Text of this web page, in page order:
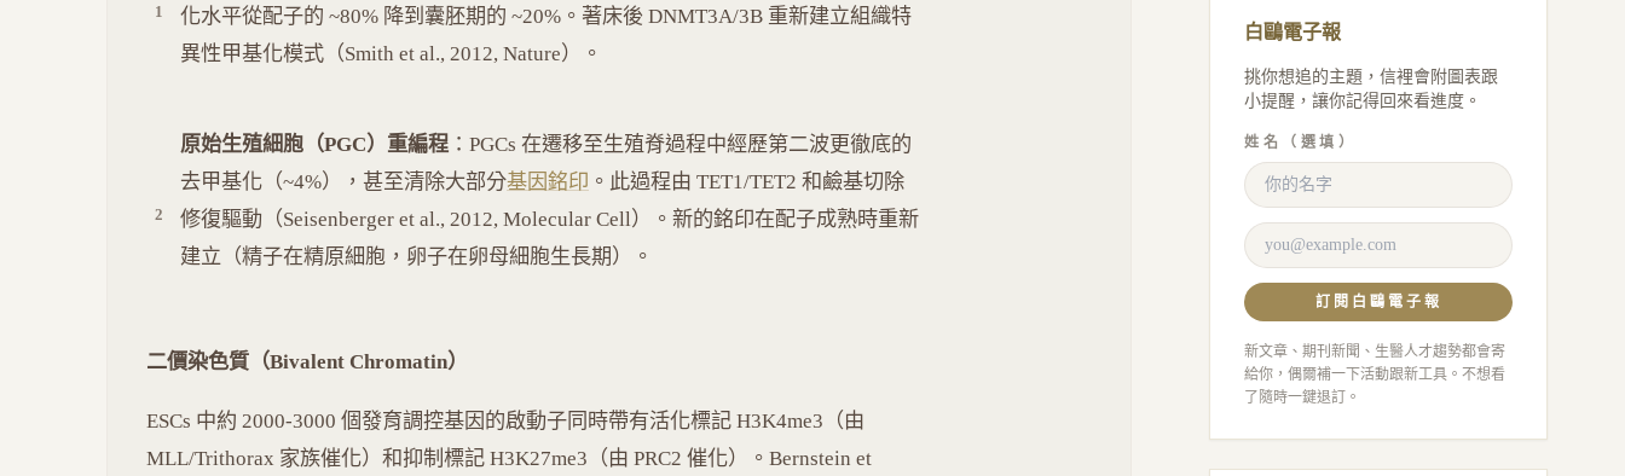
化水平從配子的 ~80% 降到囊胚期的 ~20%。著床後 DNMT3A/3B 重新建立組織特
異性甲基化模式（Smith et al., 2012, Nature）。
原始生殖細胞（PGC）重編程 ：PGCs 在遷移至生殖脊過程中經歷第二波更徹底的
去甲基化（~4%），甚至清除大部分基因銘印 。此過程由 TET1/TET2 和鹼基切除
修復驅動（Seisenberger et al., 2012, Molecular Cell）。新的銘印在配子成熟時重新
建立（精子在精原細胞，卵子在卵母細胞生長期）。
二價染色質（Bivalent Chromatin）
ESCs 中約 2000-3000 個發育調控基因的啟動子同時帶有活化標記 H3K4me3（由
MLL/Trithorax 家族催化）和抑制標記 H3K27me3（由 PRC2 催化）。Bernstein et
白鷗電子報
挑你想追的主題，信裡會附圖表跟
小提醒，讓你記得回來看進度。
姓名（選填）
訂閱白鷗電子報
新文章、期刊新聞、生醫人才趨勢都會寄
給你，偶爾補一下活動跟新工具。不想看
了隨時一鍵退訂。